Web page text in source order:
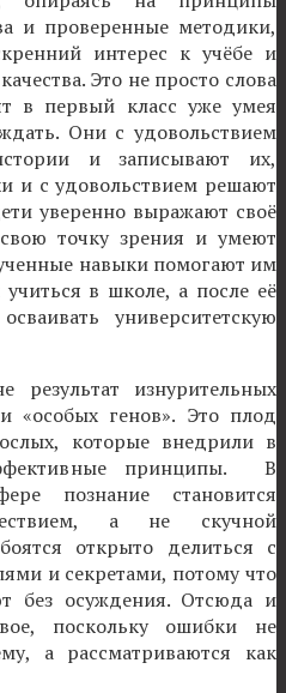
и проверенные методики,
интерес к учёбе и
Это не просто слова
в первый класс уже умея
Они с удовольствием
и записывают их,
и с удовольствием решают
уверенно выражают своё
точку зрения и умеют
навыки помогают им
в школе, а после её
университетскую
изнурительных
«особых генов». Это плод
которые внедрили в
принципы. В
познание становится
а не скучной
открыто делиться с
и секретами, потому что
без осуждения. Отсюда и
поскольку ошибки не
а рассматриваются как